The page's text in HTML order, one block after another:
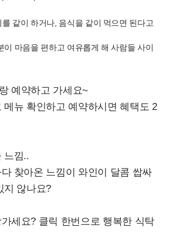
같이 하거나, 음식을 같이 먹으면 된다고
이 마음을 편하고 여유롭게 해 사람들 사이
예약하고 가세요~
메뉴 확인하고 예약하시면 혜택도 2
느낌..
찾아온 느낌이 와인이 달콤 쌉싸
지 않나요?
세요? 클릭 한번으로 행복한 식탁